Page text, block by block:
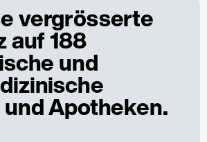
vergrösserte
auf 188
und
Apotheken.